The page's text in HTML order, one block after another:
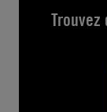
Trouvez